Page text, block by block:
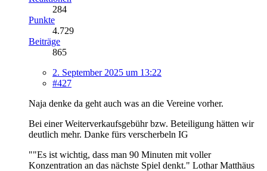
284
Punkte
4.729
Beiträge
865
2. September 2025 um 13:22
#427
Naja denke da geht auch was an die Vereine vorher.
Bei einer Weiterverkaufsgebühr bzw. Beteiligung hätten wir
deutlich mehr. Danke fürs verscherbeln IG
""Es ist wichtig, dass man 90 Minuten mit voller
Konzentration an das nächste Spiel denkt." Lothar Matthäus